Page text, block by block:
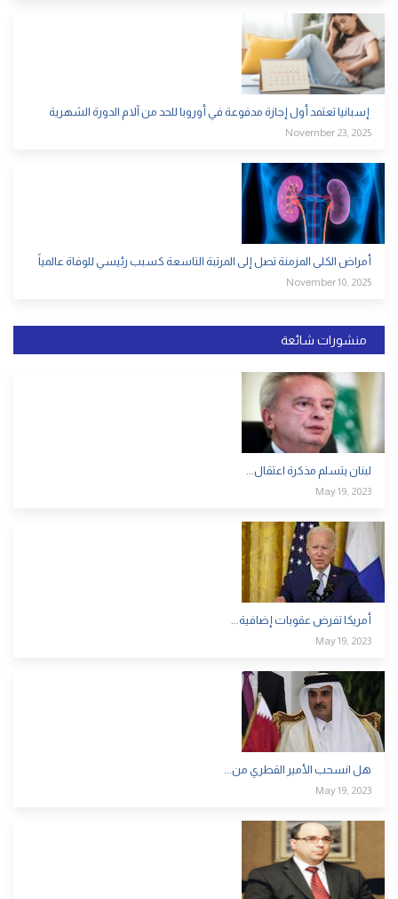
إسبانيا تعتمد أول إجازة مدفوعة في أوروبا للحد من آلام الدورة الشهرية
November 23, 2025
أمراض الكلى المزمنة تصل إلى المرتبة التاسعة كسبب رئيسي للوفاة عالمياً
November 10, 2025
منشورات شائعة
لبنان يتسلم مذكرة اعتقال...
May 19, 2023
أمريكا تفرض عقوبات إضافية...
May 19, 2023
هل انسحب الأمير القطري من...
May 19, 2023